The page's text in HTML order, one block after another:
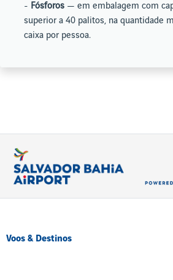
- Fósforos — em embalagem com
superior a 40 palitos, na quantidade
caixa por pessoa.
Voos & Destinos